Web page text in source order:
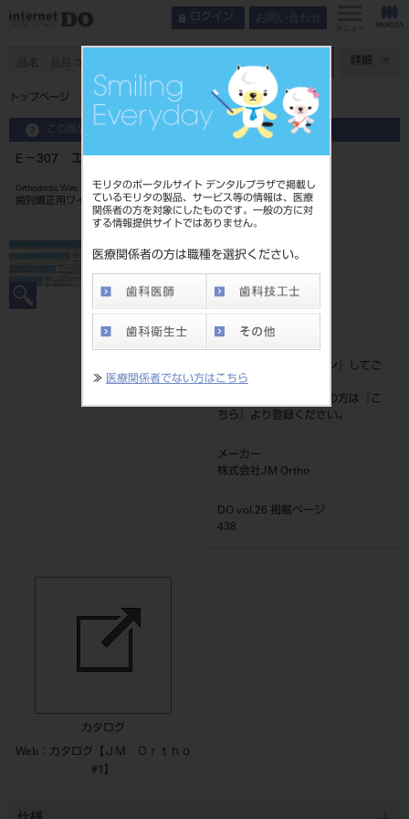
モリタのポータルサイト デンタルプラザで掲載し
ているモリタの製品、サービス等の情報は、医療
関係者の方を対象にしたものです。一般の方に対
する情報提供サイトではありません。
医療関係者の方は職種を選択ください。
≫ 医療関係者でない方はこちら
ログイン お問い合わせ
メニュー
詳細
トップページ E－307 エルジロイワイヤー
この商品に関するお問い合わせ
E－307 エルジロイワイヤー
Orthodontic Wire
歯列矯正用ワイヤ
206350446307
JAN/EANコード
標準価格
ログイン
』してご
覧ください。
ネット会員登録がまだの方は『
こ
ちら
』より登録ください。
メーカー
株式会社JM Ortho
DO vol.26 掲載ページ
438
カタログ
Web：カタログ【ＪＭ Ｏｒｔｈｏ
#1】